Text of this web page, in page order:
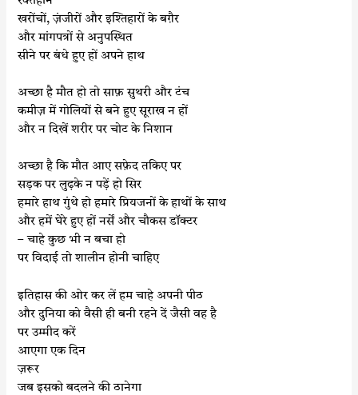
खरोंचों, ज़ंजीरों और इश्तिहारों के बग़ैर
और मांगपत्रों से अनुपस्थित
सीने पर बंधे हुए हों अपने हाथ
अच्छा है मौत हो तो साफ़ सुथरी और टंच
कमीज़ में गोलियों से बने हुए सूराख न हों
और न दिखें शरीर पर चोट के निशान
अच्छा है कि मौत आए सफ़ेद तकिए पर
सड़क पर लुढ़के न पड़ें हो सिर
हमारे हाथ गुंथे हो हमारे प्रियजनों के हाथों के साथ
और हमें घेरे हुए हों नर्सें और चौकस डॉक्टर
– चाहे कुछ भी न बचा हो
पर विदाई तो शालीन होनी चाहिए
इतिहास की ओर कर लें हम चाहे अपनी पीठ
और दुनिया को वैसी ही बनी रहने दें जैसी वह है
पर उम्मीद करें
आएगा एक दिन
ज़रूर
जब इसको बदलने की ठानेगा